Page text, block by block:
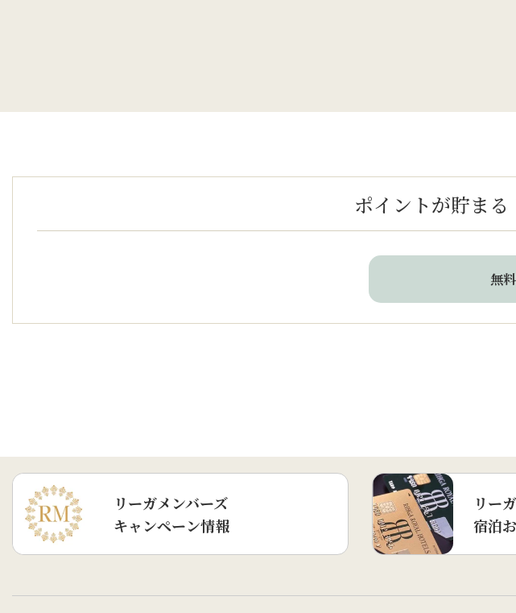
ポイントが貯まる
無
リーガメンバーズ
キャンペーン情報
リー
宿泊